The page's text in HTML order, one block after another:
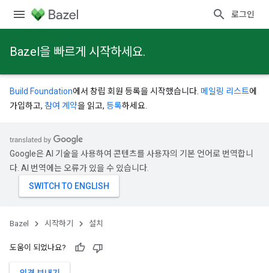
로그인
Bazel을 빠르게 시작하세요.
Build Foundation에서 창립 회원 등록을 시작했습니다. 메일링 리스트에
가입하고, 참여 계약을 읽고, 등록하세요.
Google은 AI 기술을 사용하여 콘텐츠를 사용자의 기본 언어로 번역합니
다. AI 번역에는 오류가 있을 수 있습니다.
Bazel 시작하기 설치
도움이 되었나요?